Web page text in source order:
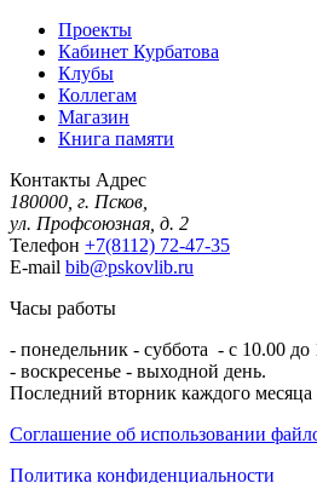
Проекты
Кабинет Курбатова
Клубы
Коллегам
Магазин
Книга памяти
Контакты Адрес
180000, г. Псков,
ул. Профсоюзная, д. 2
Телефон +7(8112) 72-47-35
E-mail bib@pskovlib.ru
Часы работы
- понедельник - суббота - с 10.00 до
- воскресенье - выходной день.
Последний вторник каждого
Соглашение об использовании
Политика конфиденциальности